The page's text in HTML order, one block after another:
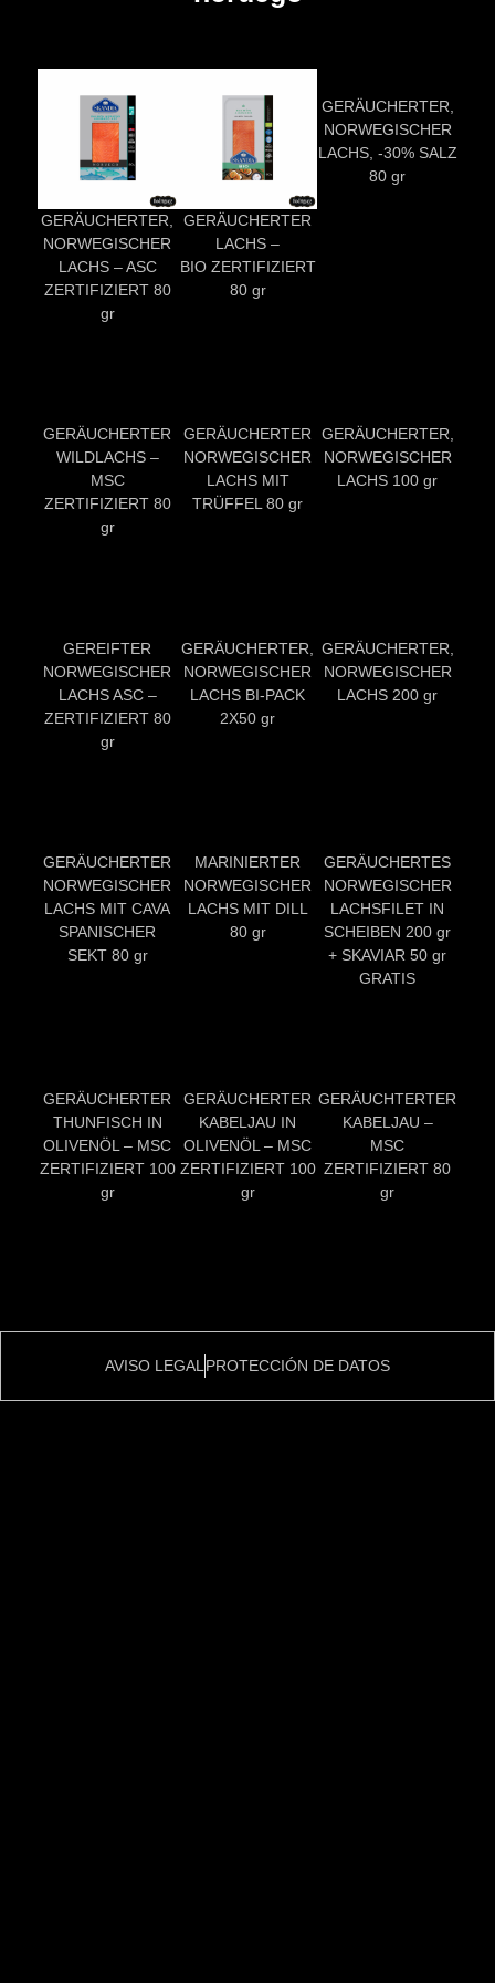
GERÄUCHERTER,
NORWEGISCHER
LACHS – ASC
ZERTIFIZIERT 80
gr
GERÄUCHERTER
LACHS –
BIO ZERTIFIZIERT
80 gr
GERÄUCHERTER,
NORWEGISCHER
LACHS, -30% SALZ
80 gr
GERÄUCHERTER
WILDLACHS –
MSC
ZERTIFIZIERT 80
gr
GERÄUCHERTER
NORWEGISCHER
LACHS MIT
TRÜFFEL 80 gr
GERÄUCHERTER,
NORWEGISCHER
LACHS 100 gr
GEREIFTER
NORWEGISCHER
LACHS ASC –
ZERTIFIZIERT 80
gr
GERÄUCHERTER,
NORWEGISCHER
LACHS BI-PACK
2X50 gr
GERÄUCHERTER,
NORWEGISCHER
LACHS 200 gr
GERÄUCHERTER
NORWEGISCHER
LACHS MIT CAVA
SPANISCHER
SEKT 80 gr
MARINIERTER
NORWEGISCHER
LACHS MIT DILL
80 gr
GERÄUCHERTES
NORWEGISCHER
LACHSFILET IN
SCHEIBEN 200 gr
+ SKAVIAR 50 gr
GRATIS
GERÄUCHERTER
THUNFISCH IN
OLIVENÖL – MSC
ZERTIFIZIERT 100
gr
GERÄUCHERTER
KABELJAU IN
OLIVENÖL – MSC
ZERTIFIZIERT 100
gr
GERÄUCHTERTER
KABELJAU –
MSC
ZERTIFIZIERT 80
gr
AVISO LEGAL PROTECCIÓN DE DATOS